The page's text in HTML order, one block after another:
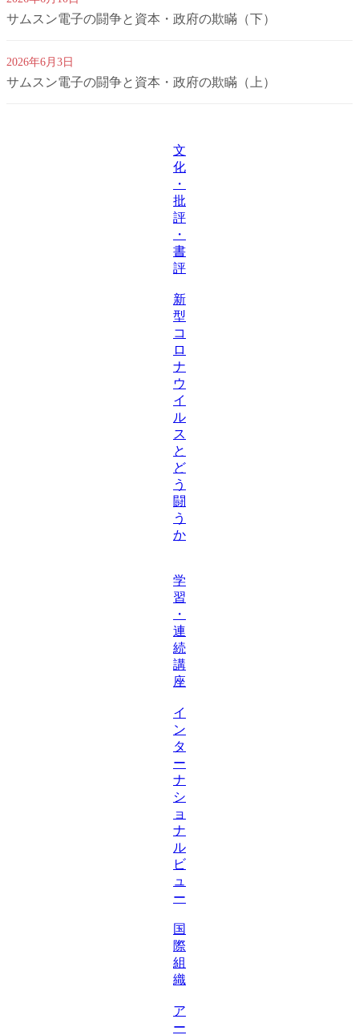
サムスン電子の闘争と資本・政府の欺瞞（下）
2026年6月3日
サムスン電子の闘争と資本・政府の欺瞞（上）
文
化
・
批
評
・
書
評
新
型
コ
ロ
ナ
ウ
イ
ル
ス
と
ど
う
闘
う
か
学
習
・
連
続
講
座
イ
ン
タ
ー
ナ
シ
ョ
ナ
ル
ビ
ュ
ー
国
際
組
織
ア
ー